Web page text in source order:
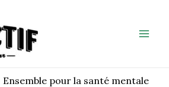
Ensemble pour la santé mentale